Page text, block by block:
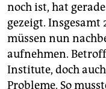
noch ist, hat
gezeigt. Insgesamt
müssen nun
aufnehmen.
Institute, doch
Probleme. So